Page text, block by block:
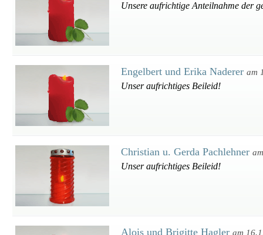
Unsere aufrichtige Anteilnahme der
Engelbert und Erika Naderer am
Unser aufrichtiges Beileid!
Christian u. Gerda Pachlehner
Unser aufrichtiges Beileid!
Alois und Brigitte Hagler am